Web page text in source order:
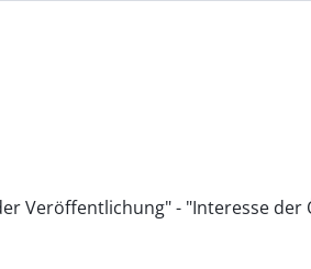
Veröffentlichung" - "Interesse der